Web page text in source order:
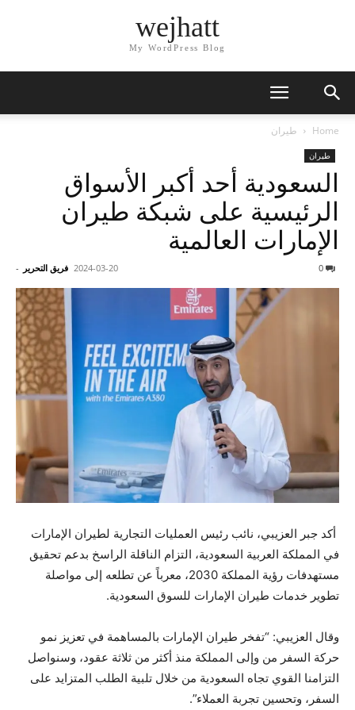
wejhatt
My WordPress Blog
Home طيران
طيران
السعودية أحد أكبر الأسواق
الرئيسية على شبكة طيران
الإمارات العالمية
فريق التحرير - 2024-03-20
أكد جبر العزيبي، نائب رئيس العمليات التجارية لطيران الإمارات
في المملكة العربية السعودية، التزام الناقلة الراسخ بدعم تحقيق
مستهدفات رؤية المملكة 2030، معرباً عن تطلعه إلى مواصلة
تطوير خدمات طيران الإمارات للسوق السعودية.
وقال العزيبي: “تفخر طيران الإمارات بالمساهمة في تعزيز نمو
حركة السفر من وإلى المملكة منذ أكثر من ثلاثة عقود، وسنواصل
التزامنا القوي تجاه السعودية من خلال تلبية الطلب المتزايد على
السفر، وتحسين تجربة العملاء”.